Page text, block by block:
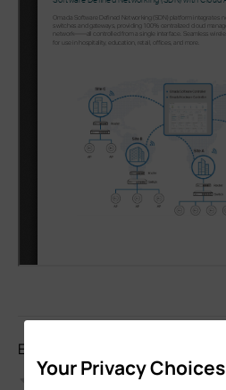
Evalúa este documento
Your Privacy Choices